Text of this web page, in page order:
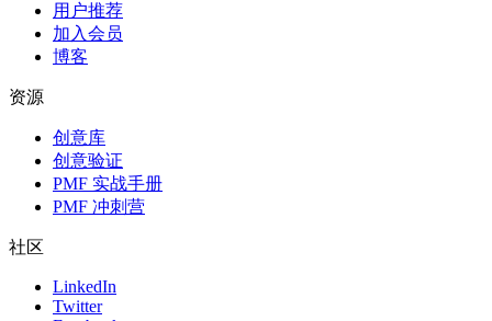
用户推荐
加入会员
博客
资源
创意库
创意验证
PMF 实战手册
PMF 冲刺营
社区
LinkedIn
Twitter